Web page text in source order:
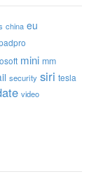
china eu
mini mm
security siri tesla
video